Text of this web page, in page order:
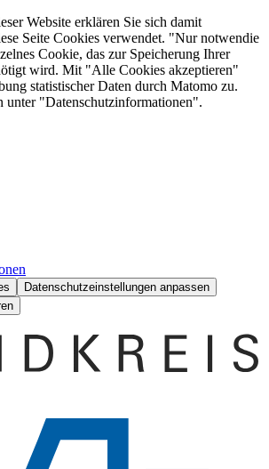
Website erklären Sie sich damit
Seite Cookies verwendet. "Nur notwendie
Cookie, das zur Speicherung Ihrer
wird. Mit "Alle Cookies akzeptieren"
statistischer Daten durch Matomo zu.
unter "Datenschutzinformationen".
Datenschutzeinstellungen anpassen